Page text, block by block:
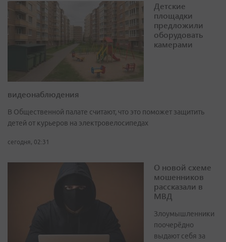
Детские
площадки
предложили
оборудовать
камерами
видеонаблюдения
В Общественной палате считают, что это поможет защитить
детей от курьеров на электровелосипедах
сегодня, 02:31
О новой схеме
мошенников
рассказали в
МВД
Злоумышленники
поочерёдно
выдают себя за